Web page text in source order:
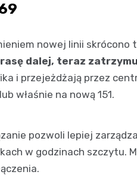
nowej linii skrócono
dalej, teraz
i przejeżdżają przez
właśnie na nową 151.
pozwoli lepiej
w godzinach szczytu.